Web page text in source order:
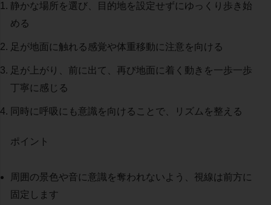
静かな場所を選び、目的地を設定せずにゆっくり歩き始
める
足が地面に触れる感覚や体重移動に注意を向ける
足が上がり、前に出て、再び地面に着く動きを一歩一歩
丁寧に感じる
同時に呼吸にも意識を向けることで、リズムを整える
ポイント
周囲の景色や音に意識を奪われないよう、視線は前方に
固定します